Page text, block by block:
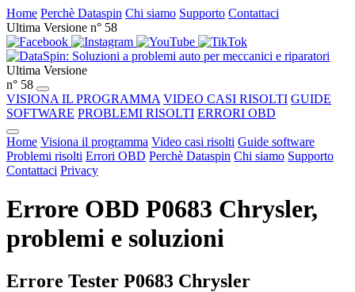
Home Perchè Dataspin Chi siamo Supporto Contattaci
Ultima Versione n° 58
Ultima Versione
n° 58
VISIONA IL PROGRAMMA VIDEO CASI RISOLTI GUIDE
SOFTWARE PROBLEMI RISOLTI ERRORI OBD
Home Visiona il programma Video casi risolti Guide software
Problemi risolti Errori OBD Perchè Dataspin Chi siamo Supporto
Contattaci Privacy
Errore OBD P0683 Chrysler,
problemi e soluzioni
Errore Tester P0683 Chrysler